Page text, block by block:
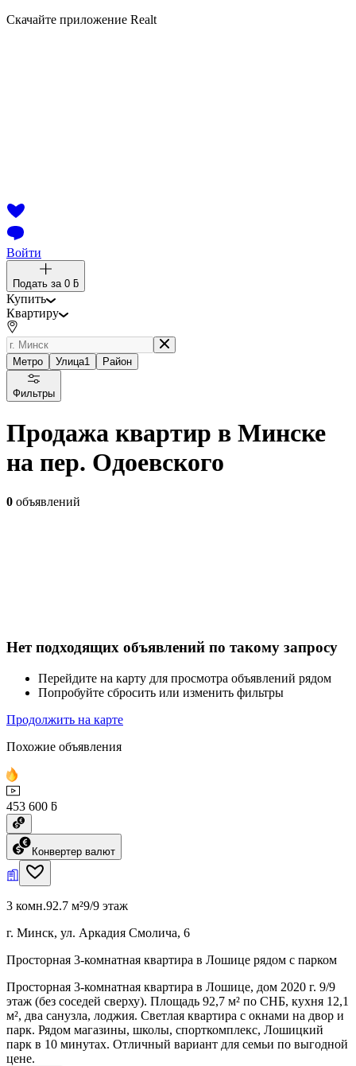
Скачайте приложение Realt
Войти
Подать за 0 ƃ
Купить
Квартиру
Метро Улица1 Район
Фильтры
Продажа квартир в Минске
на пер. Одоевского
0 объявлений
Нет подходящих объявлений по такому запросу
Перейдите на карту для просмотра объявлений рядом
Попробуйте сбросить или изменить фильтры
Продолжить на карте
Похожие объявления
453 600 ƃ
Конвертер валют
3 комн.92.7 м²9/9 этаж
г. Минск, ул. Аркадия Смолича, 6
Просторная 3-комнатная квартира в Лошице рядом с парком
Просторная 3-комнатная квартира в Лошице, дом 2020 г. 9/9
этаж (без соседей сверху). Площадь 92,7 м² по СНБ, кухня 12,1
м², два санузла, лоджия. Светлая квартира с окнами на двор и
парк. Рядом магазины, школы, спорткомплекс, Лошицкий
парк в 10 минутах. Отличный вариант для семьи по выгодной
цене.